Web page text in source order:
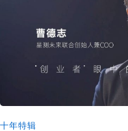
十年特辑